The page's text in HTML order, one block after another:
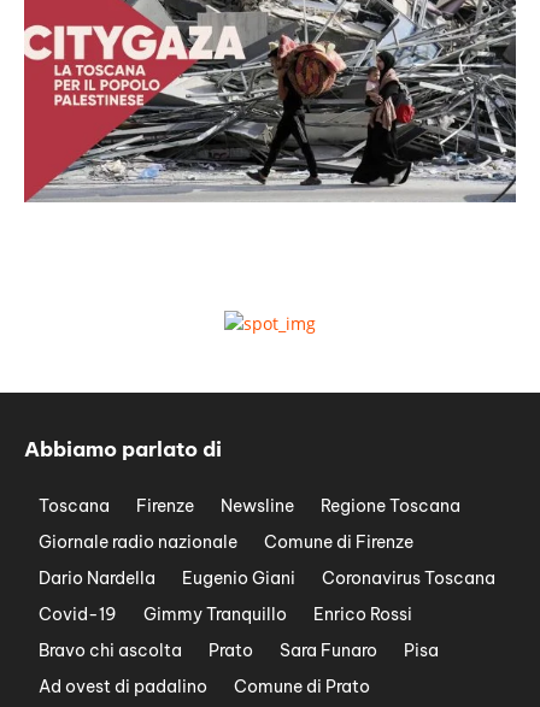
Abbiamo parlato di
Toscana Firenze Newsline
Regione Toscana
Giornale radio nazionale
Comune di Firenze
Dario Nardella
Eugenio Giani
Coronavirus Toscana
Covid-19
Gimmy Tranquillo
Enrico Rossi
Bravo chi ascolta
Prato Sara Funaro
Pisa
Ad ovest di padalino
Comune di Prato